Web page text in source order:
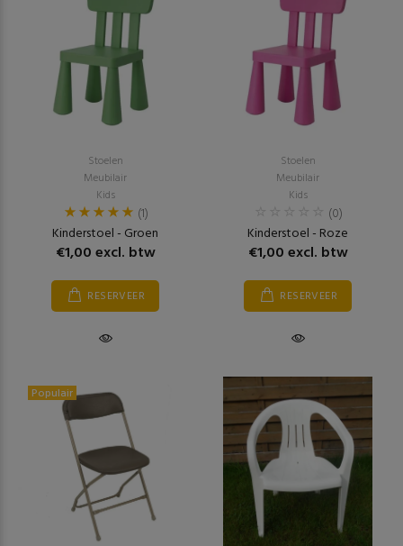
Stoelen
Meubilair
Kids
(1)
Kinderstoel - Groen
€1,00 excl. btw
RESERVEER
Stoelen
Meubilair
Kids
(0)
Kinderstoel - Roze
€1,00 excl. btw
RESERVEER
Populair